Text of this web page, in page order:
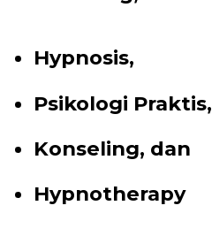
Hypnosis,
Psikologi Praktis,
Konseling, dan
Hypnotherapy